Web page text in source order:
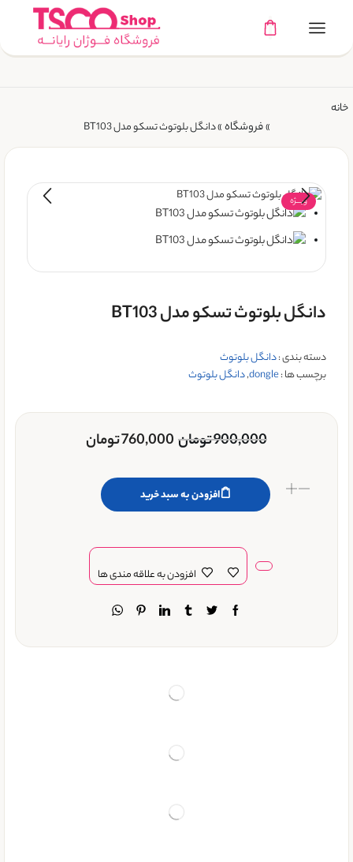
خانه
»فروشگاه»دانگل بلوتوث تسکو مدل BT103
ویـــژه
دانگل بلوتوث تسکو مدل BT103
دسته بندی :دانگل بلوتوث
برچسب ها :dongle
,دانگل بلوتوث
900,000تومان 760,000تومان
افزودن به سبد خرید
افزودن به علاقه مندی ها